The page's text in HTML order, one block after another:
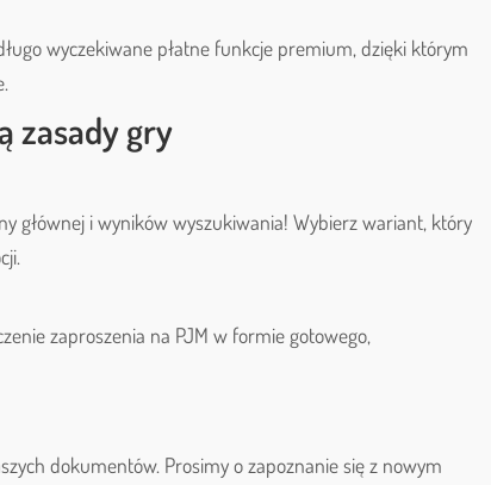
wyczekiwane płatne funkcje premium, dzięki którym
zasady gry
głównej i wyników wyszukiwania! Wybierz wariant, który
zaproszenia na PJM w formie gotowego,
dokumentów. Prosimy o zapoznanie się z nowym